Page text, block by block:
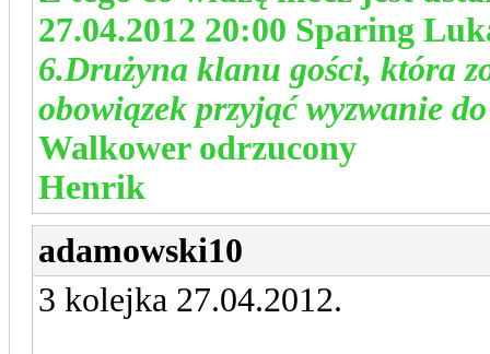
27.04.2012 20:00 Sparing
6.Drużyna klanu gości, która
obowiązek przyjąć wyzwanie
Walkower odrzucony
Henrik
adamowski10
3 kolejka 27.04.2012.